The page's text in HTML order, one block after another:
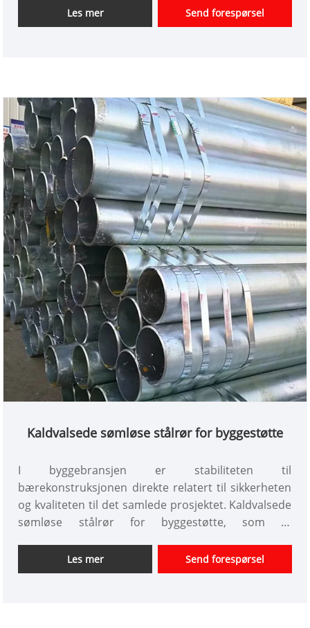
sine unike prosess- og ytelsesfordeler, blitt et
foretrukket materiale i konstruksjons-, energi- og
Les mer Send forespørsel
Kaldvalsede sømløse stålrør for byggestøtte
I byggebransjen er stabiliteten til
bærekonstruksjonen direkte relatert til sikkerheten
og kvaliteten til det samlede prosjektet. Kaldvalsede
sømløse stålrør for byggestøtte, som et
førstevalget for mange ingeniørprosjekter på grunn
av deres unike produksjonsprosess og overlegne
Les mer Send forespørsel